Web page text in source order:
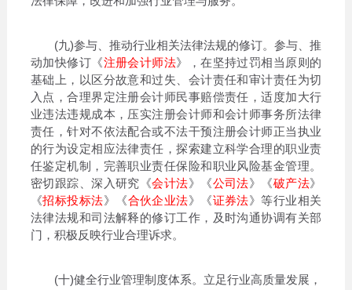
(九)参与、推动行业相关法律法规的修订。参与、推
动加快修订《注册会计师法》，在坚持过罚相当原则的
基础上，以区分故意和过失、会计责任和审计责任为切
入点，合理界定注册会计师民事赔偿责任，适度加大行
业违法违规成本，压实注册会计师和会计师事务所法律
责任，针对不依法配合或不法干预注册会计师正当执业
的行为设定相应法律责任，探索建立科学合理的职业责
任鉴定机制，完善职业责任保险和职业风险基金管理。
密切跟踪、深入研究《会计法》《公司法》《破产法》
《招标投标法》《合伙企业法》《证券法》等行业相关
法律法规和司法解释的修订工作，及时沟通协调有关部
门，积极反映行业合理诉求。
(十)健全行业管理制度体系。立足行业高质量发展，